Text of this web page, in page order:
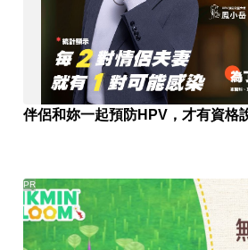
伴侶和妳一起預防HPV，才有資格
PR